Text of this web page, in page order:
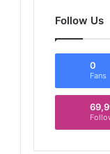
Follow Us
0
Fans